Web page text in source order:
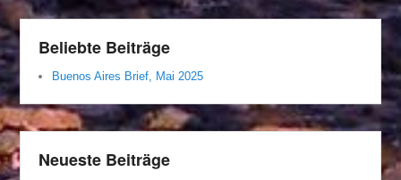
Beliebte Beiträge
Buenos Aires Brief, Mai 2025
Neueste Beiträge